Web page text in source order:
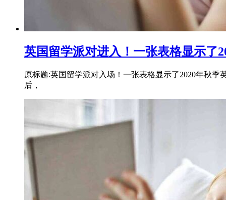
英国留学派对进入！一张表格显示了
原标题:英国留学派对入场！一张表格显示了2020年秋
后，